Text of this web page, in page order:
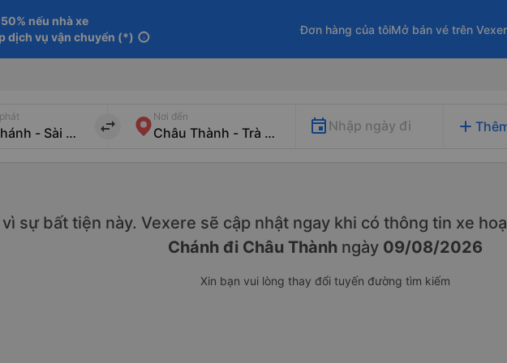
nếu nhà xe
dịch vụ vận chuyển (*) info
Đơn hàng của tôiMở bán vé trên
import_export
Nơi đến
Nhập ngày đi add
sự bất tiện này. Vexere sẽ cập nhật ngay khi có thông tin xe
Chánh đi Châu Thành ngày 09/08/2026
Xin bạn vui lòng thay đổi tuyến đường tìm kiếm